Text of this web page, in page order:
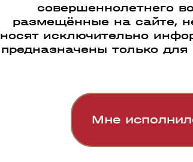
совершеннолетнего
размещённые на сайте,
носят исключительно
предназначены только для
Мне